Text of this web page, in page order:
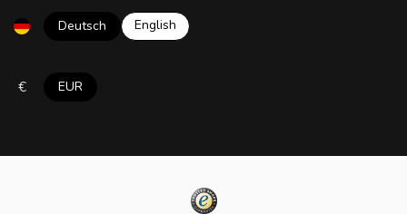
Deutsch English
€ EUR